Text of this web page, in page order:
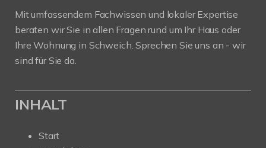
Mit umfassendem Fachwissen und lokaler Expertise
beraten wir Sie in allen Fragen rund um Ihr Haus oder
Ihre Wohnung in Schweich. Sprechen Sie uns an - wir
sind für Sie da.
INHALT
Start